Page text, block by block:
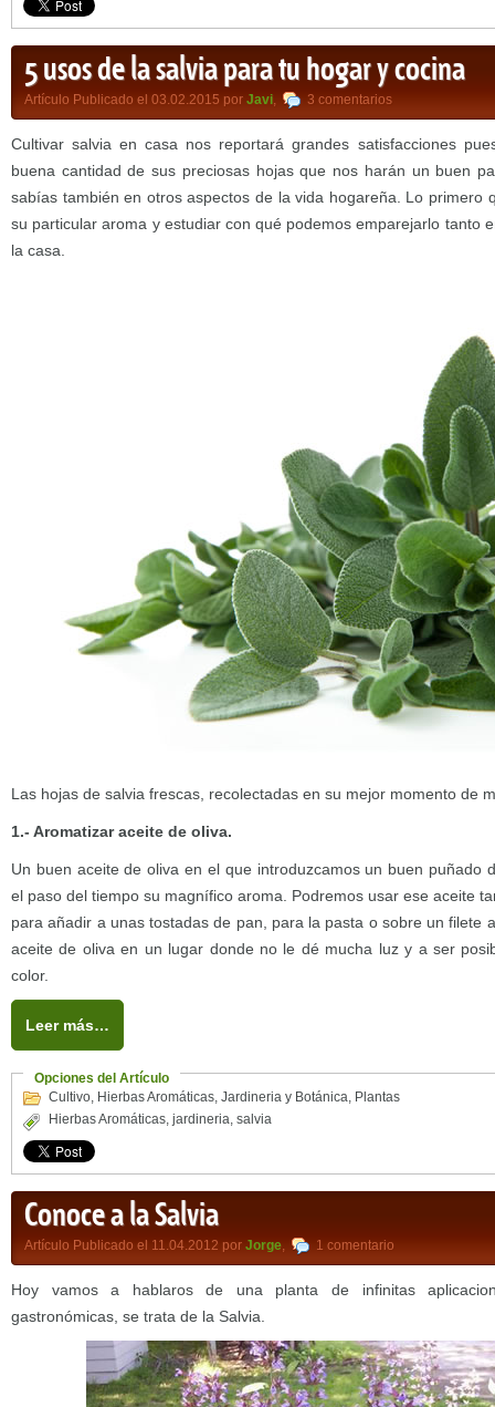
5 usos de la salvia para tu hogar y cocina
Artículo Publicado el 03.02.2015 por Javi, 3 comentarios
Cultivar salvia en casa nos reportará grandes satisfacciones
buena cantidad de sus preciosas hojas que nos harán un buen
sabías también en otros aspectos de la vida hogareña. Lo primero
su particular aroma y estudiar con qué podemos emparejarlo tanto
la casa.
Las hojas de salvia frescas, recolectadas en su mejor momento de
1.- Aromatizar aceite de oliva.
Un buen aceite de oliva en el que introduzcamos un buen puñado
el paso del tiempo su magnífico aroma. Podremos usar ese aceite
para añadir a unas tostadas de pan, para la pasta o sobre un filete
aceite de oliva en un lugar donde no le dé mucha luz y a ser
color.
Leer más…
Opciones del Artículo
Cultivo, Hierbas Aromáticas, Jardineria y Botánica, Plantas
Hierbas Aromáticas, jardineria, salvia
Conoce a la Salvia
Artículo Publicado el 11.04.2012 por Jorge, 1 comentario
Hoy vamos a hablaros de una planta de infinitas
gastronómicas, se trata de la Salvia.